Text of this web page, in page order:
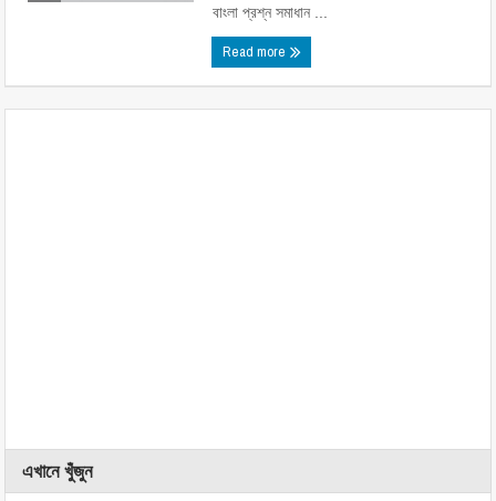
বাংলা প্রশ্ন সমাধান ...
Read more
এখানে খুঁজুন